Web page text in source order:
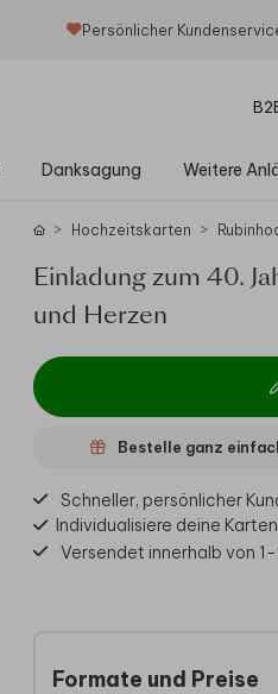
Persönlicher
Danksagung Weitere
Hochzeitskarten
Einladung zum 40.
und Herzen
Bestelle ganz
Schneller, persönlicher
Individualisiere deine
Versendet innerhalb von
Formate und Preise